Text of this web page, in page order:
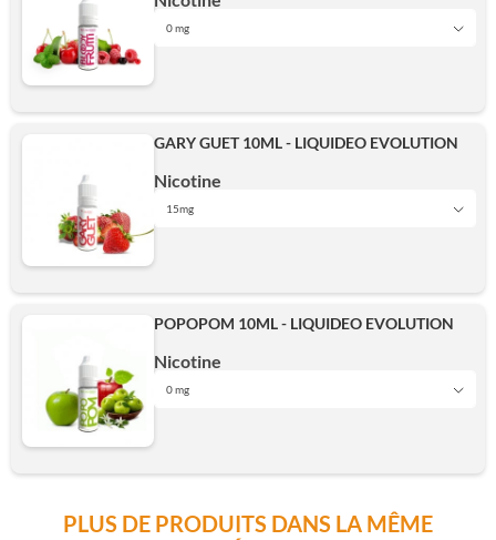
10mg
0 mg
15mg
GARY GUET 10ML - LIQUIDEO EVOLUTION
Nicotine
15mg
POPOPOM 10ML - LIQUIDEO EVOLUTION
Nicotine
0 mg
3mg
PLUS DE PRODUITS DANS LA MÊME